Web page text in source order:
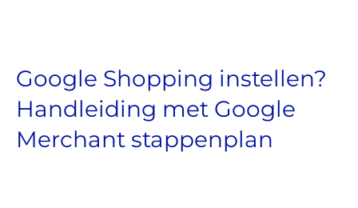
Google Shopping instellen?
Handleiding met Google
Merchant stappenplan